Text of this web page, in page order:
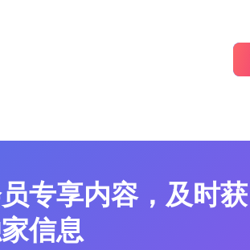
专享内容，及时获
信息